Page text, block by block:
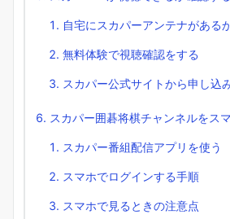
自宅にスカパーアンテナがある
無料体験で視聴確認をする
スカパー公式サイトから申し込
スカパー囲碁将棋チャンネルをス
スカパー番組配信アプリを使う
スマホでログインする手順
スマホで見るときの注意点